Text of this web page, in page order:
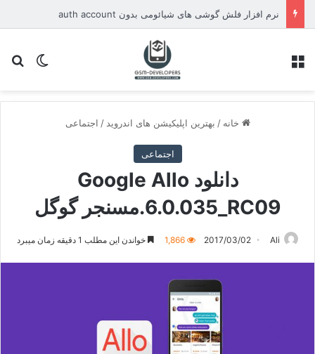
نرم افزار فلش گوشی های شیائومی بدون auth account
تغییر
خانه / بهترین اپلیکیشن های اندروید / اجتماعی
اجتماعی
دانلود Google Allo
6.0.035_RC09.مسنجر گوگل
Ali
2017/03/02
1,866 خواندن این مطلب 1 دقیقه زمان میبرد